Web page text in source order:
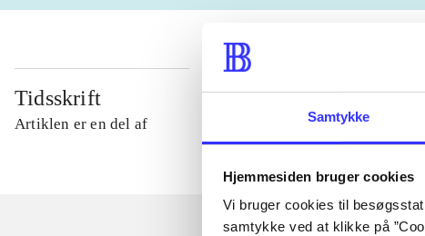
Samtykke
Hjemmesiden bruger cookies
Vi bruger cookies til
samtykke ved at klikke på
Tidsskrift
Artiklen er en del af